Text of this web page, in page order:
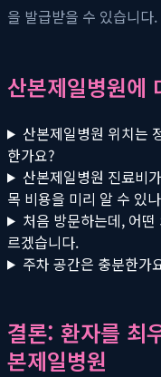
을 발급받을 수 있습니다.
산본제일병원에
산본제일병원 위치는
한가요?
산본제일병원 진료비
목 비용을 미리 알 수 있
처음 방문하는데, 어
르겠습니다.
주차 공간은 충분한가
결론: 환자를 최
본제일병원